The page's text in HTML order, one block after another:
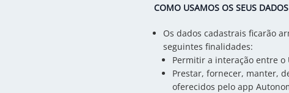
COMO USAMOS OS SEUS
Os dados cadastrais ficarão
seguintes finalidades:
Permitir a interação entre
Prestar, fornecer, manter,
oferecidos pelo app